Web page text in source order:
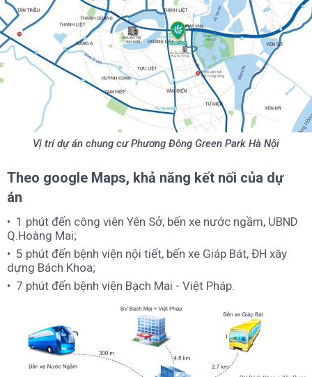
Vị trí dự án chung cư Phương Đông Green Park Hà Nội
Theo google Maps, khả năng kết nối của dự
án
1 phút đến công viên Yên Sở, bến xe nước ngầm, UBND
Q.Hoàng Mai;
5 phút đến bệnh viện nội tiết, bến xe Giáp Bát, ĐH xây
dựng Bách Khoa;
7 phút đến bệnh viện Bạch Mai - Việt Pháp.